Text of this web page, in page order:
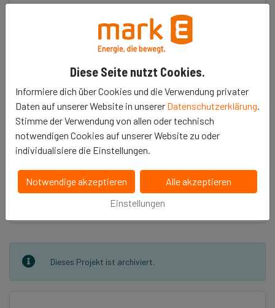
Diese Seite nutzt Cookies.
Informiere dich über Cookies und die Verwendung privater
Daten auf unserer Website in unserer Datenschutzerklärung.
Stimme der Verwendung von allen oder technisch
notwendigen Cookies auf unserer Website zu oder
individualisiere die Einstellungen.
Notwendige akzeptieren
Alle akzeptieren
Einstellungen
der Schule - die Erfahrung machen, dass sie keine
Leistung erbringen müssen und in einem
bewertungsfreien Raum unterwegs sind. Spiel und
Spaß sowie die Freude am Miteinander und an den
Ideen des Anderen stehen im Vordergrund.
Erzähle es deinen Freunden
𝕏
Dieses Projekt ist archiviert.